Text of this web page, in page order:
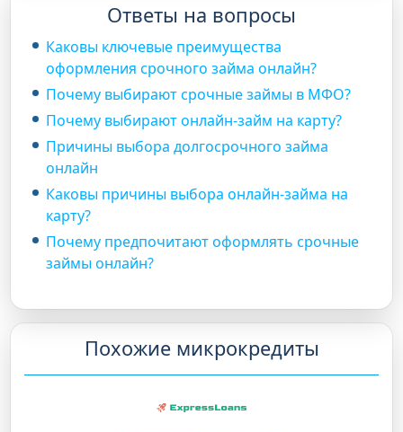
Ответы на вопросы
Каковы ключевые преимущества
оформления срочного займа онлайн?
Почему выбирают срочные займы в МФО?
Почему выбирают онлайн-займ на карту?
Причины выбора долгосрочного займа
онлайн
Каковы причины выбора онлайн-займа на
карту?
Почему предпочитают оформлять срочные
займы онлайн?
Похожие микрокредиты